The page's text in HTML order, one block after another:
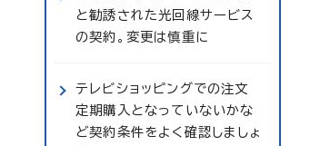
と勧誘された光回線サービス
の契約。変更は慎重に
テレビショッピングでの注文
定期購入となっていないかな
ど契約条件をよく確認しましょ